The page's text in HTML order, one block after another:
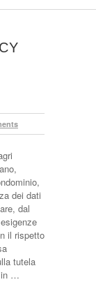
dei dati
dal
il rispetto
tutela
in …